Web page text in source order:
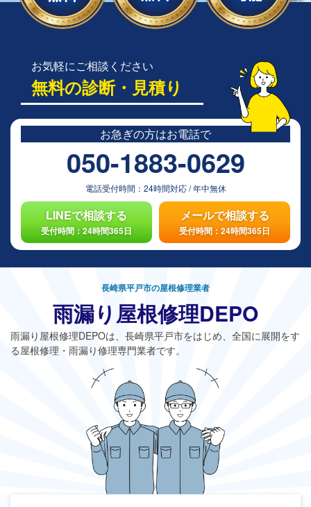
お気軽にご相談ください
無料の診断・見積り
お急ぎの方はお電話で
050-1883-0629
電話受付時間： 24時間対応/年中無休
LINEで相談する
受付時間：24時間365日
メールで相談する
受付時間：24時間365日
長崎県平戸市の屋根修理業者
雨漏り屋根修理DEPO
雨漏り屋根修理DEPOは、長崎県平戸市をはじめ、全国に展開をす
る屋根修理・雨漏り修理専門業者です。